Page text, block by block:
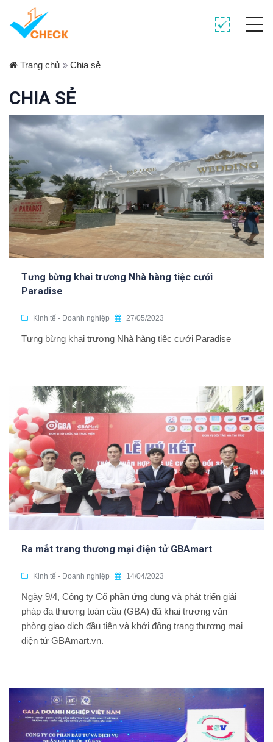
Trang chủ » Chia sẻ
CHIA SẺ
Tưng bừng khai trương Nhà hàng tiệc cưới
Paradise
Kinh tế - Doanh nghiệp 27/05/2023
Tưng bừng khai trương Nhà hàng tiệc cưới Paradise
Ra mắt trang thương mại điện tử GBAmart
Kinh tế - Doanh nghiệp 14/04/2023
Ngày 9/4, Công ty Cổ phần ứng dụng và phát triển giải
pháp đa thương toàn cầu (GBA) đã khai trương văn
phòng giao dịch đầu tiên và khởi động trang thương mại
điện tử GBAmart.vn.